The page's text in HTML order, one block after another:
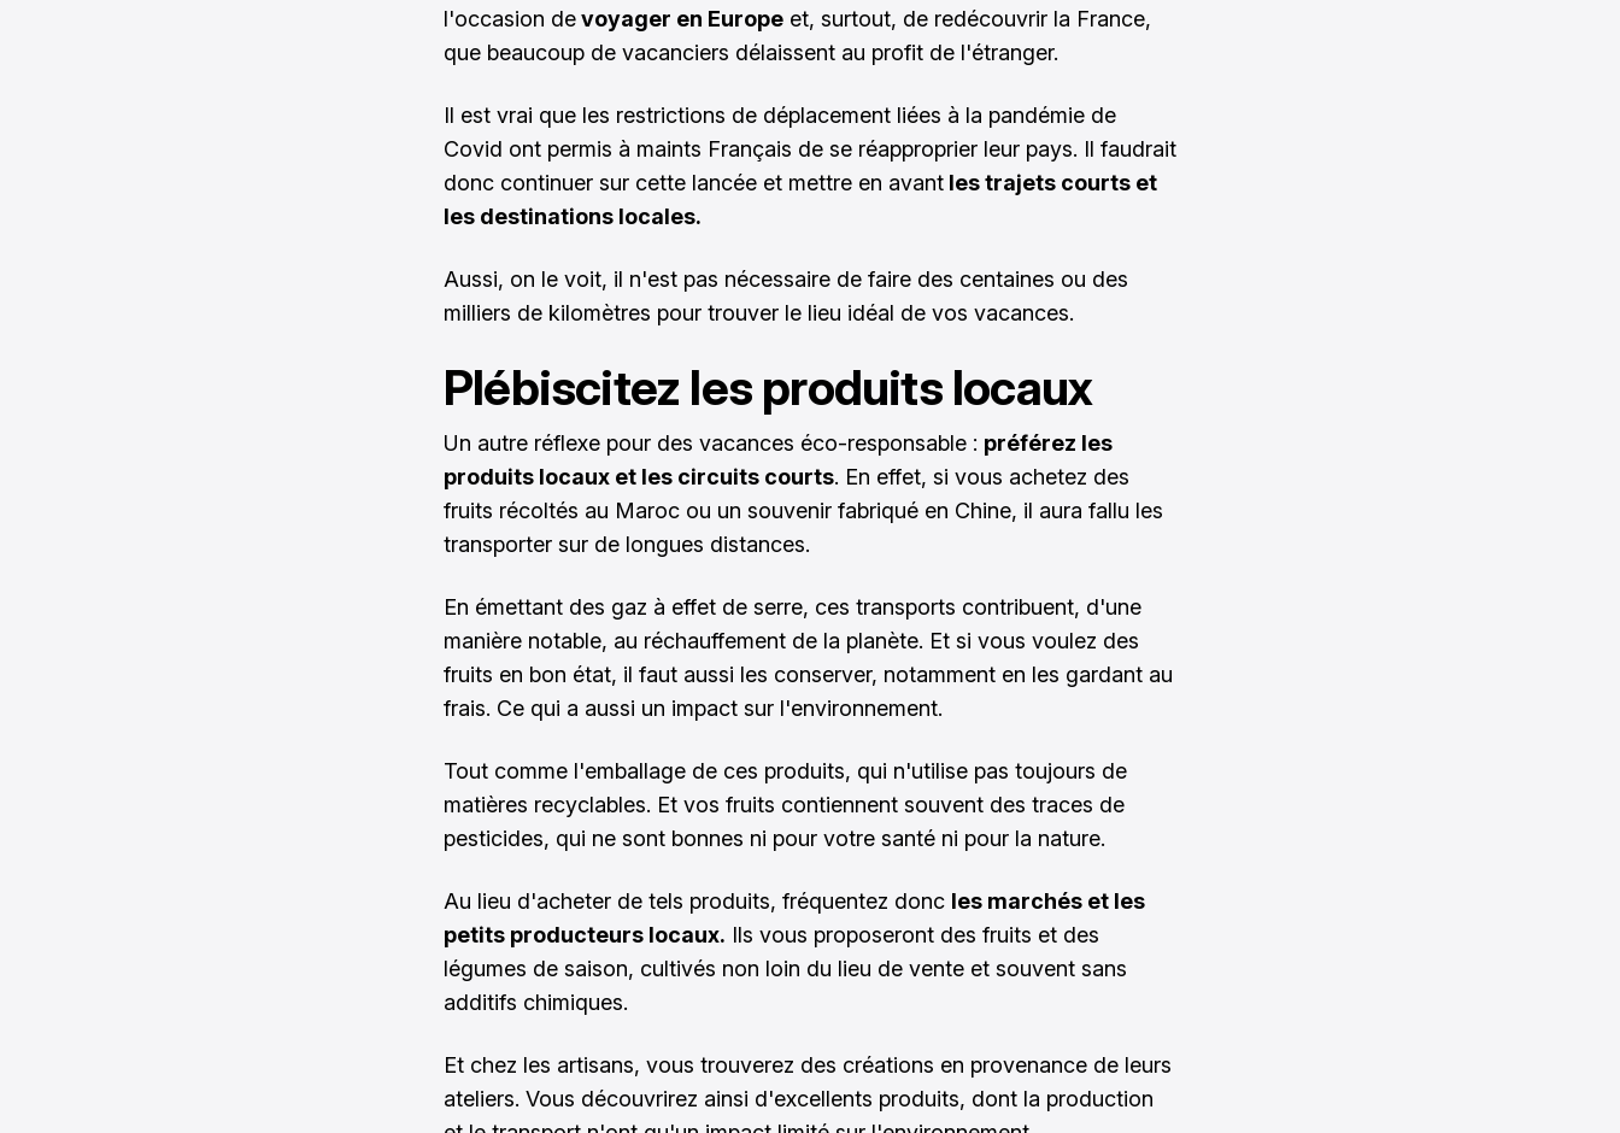
l'occasion devoyager en Europe et, surtout, de redécouvrir la France,
que beaucoup de vacanciers délaissent au profit de l'étranger.
Il est vrai que les restrictions de déplacement liées à la pandémie de
Covid ont permis à maints Français de se réapproprier leur pays. Il faudrait
donc continuer sur cette lancée et mettre en avant les trajets courts et
les destinations locales.
Aussi, on le voit, il n'est pas nécessaire de faire des centaines ou des
milliers de kilomètres pour trouver le lieu idéal de vos vacances.
Plébiscitez les produits locaux
Un autre réflexe pour des vacances éco-responsable : préférez les
produits locaux et les circuits courts. En effet, si vous achetez des
fruits récoltés au Maroc ou un souvenir fabriqué en Chine, il aura fallu les
transporter sur de longues distances.
En émettant des gaz à effet de serre, ces transports contribuent, d'une
manière notable, au réchauffement de la planète. Et si vous voulez des
fruits en bon état, il faut aussi les conserver, notamment en les gardant au
frais. Ce qui a aussi un impact sur l'environnement.
Tout comme l'emballage de ces produits, qui n'utilise pas toujours de
matières recyclables. Et vos fruits contiennent souvent des traces de
pesticides, qui ne sont bonnes ni pour votre santé ni pour la nature.
Au lieu d'acheter de tels produits, fréquentez donc les marchés et les
petits producteurs locaux. Ils vous proposeront des fruits et des
légumes de saison, cultivés non loin du lieu de vente et souvent sans
additifs chimiques.
Et chez les artisans, vous trouverez des créations en provenance de leurs
ateliers. Vous découvrirez ainsi d'excellents produits, dont la production